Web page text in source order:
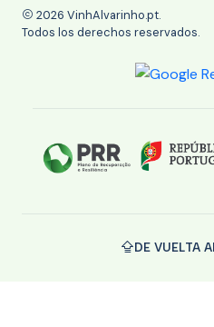
2026 VinhAlvarinho.pt.
Todos los derechos reservados.
DE VUELTA